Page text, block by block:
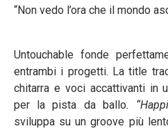
“Non vedo l’ora che il mondo
Untouchable fonde
entrambi i progetti. La title
chitarra e voci accattivanti in
per la pista da ballo.
sviluppa su un groove più